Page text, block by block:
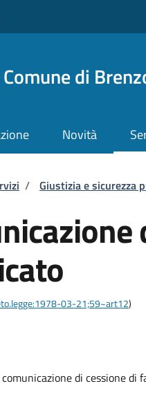
Comune di
Novità
di pane
/ Giustizia e sicurezza
03-21;59~art12)
di cessione di